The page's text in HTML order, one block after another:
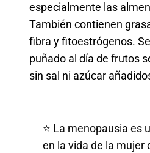
especialmente las
También contienen
fibra y fitoestrógenos.
puñado al día de frutos
sin sal ni azúcar
⭐ La menopausia es
en la vida de la mujer